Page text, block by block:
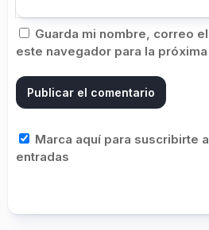
Guarda mi nombre, correo
este navegador para la
Marca aquí para suscribirte
entradas